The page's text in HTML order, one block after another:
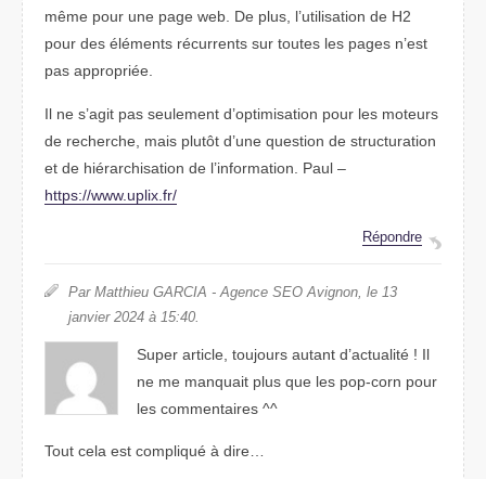
même pour une page web. De plus, l’utilisation de H2
pour des éléments récurrents sur toutes les pages n’est
pas appropriée.
Il ne s’agit pas seulement d’optimisation pour les moteurs
de recherche, mais plutôt d’une question de structuration
et de hiérarchisation de l’information. Paul –
https://www.uplix.fr/
Répondre
Par Matthieu GARCIA - Agence SEO Avignon, le 13
janvier 2024 à 15:40.
Super article, toujours autant d’actualité ! Il
ne me manquait plus que les pop-corn pour
les commentaires ^^
Tout cela est compliqué à dire…